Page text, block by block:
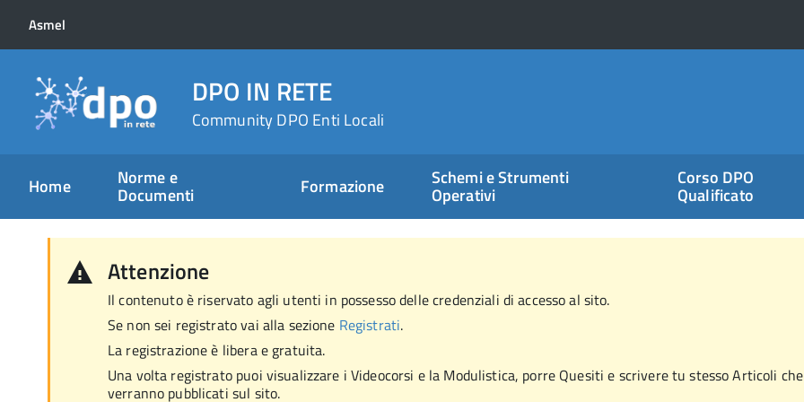
Asmel
DPO IN RETE
Community DPO Enti Locali
Home Norme e
Documenti Formazione Schemi e Strumenti
Operativi
Corso DPO
Qualificato
Attenzione
Il contenuto è riservato agli utenti in possesso delle credenziali di accesso al sito.
Se non sei registrato vai alla sezione Registrati.
La registrazione è libera e gratuita.
Una volta registrato puoi visualizzare i Videocorsi e la Modulistica, porre Quesiti e scrivere tu stesso Articoli che
verranno pubblicati sul sito.